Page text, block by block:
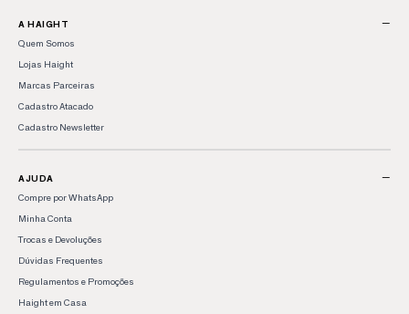
A HAIGHT −
Quem Somos
Lojas Haight
Marcas Parceiras
Cadastro Atacado
Cadastro Newsletter
AJUDA −
Compre por WhatsApp
Minha Conta
Trocas e Devoluções
Dúvidas Frequentes
Regulamentos e Promoções
Haight em Casa